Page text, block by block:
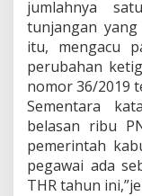
jumlahnya
tunjangan
itu, mengacu
perubahan
nomor 36/2019
Sementara
belasan ribu
pemerintah
pegawai ada
THR tahun